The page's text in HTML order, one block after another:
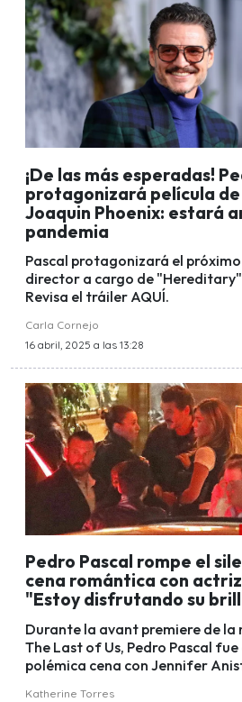
¡De las más esperadas!
protagonizará película
Joaquin Phoenix: estará
pandemia
Pascal protagonizará el
director a cargo de
Revisa el tráiler AQUÍ.
Carla Cornejo
16 abril, 2025 a las 13:28
Pedro Pascal rompe el
cena romántica con
"Estoy disfrutando su
Durante la avant premiere de
The Last of Us, Pedro Pascal
polémica cena con Jennifer
Katherine Torres